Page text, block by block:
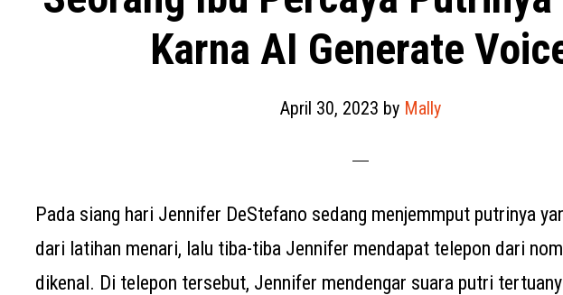
Karna AI Generate
April 30, 2023 by Mally
Pada siang hari Jennifer DeStefano sedang menjemmput putrinya
dari latihan menari, lalu tiba-tiba Jennifer mendapat telepon dari
dikenal. Di telepon tersebut, Jennifer mendengar suara putri